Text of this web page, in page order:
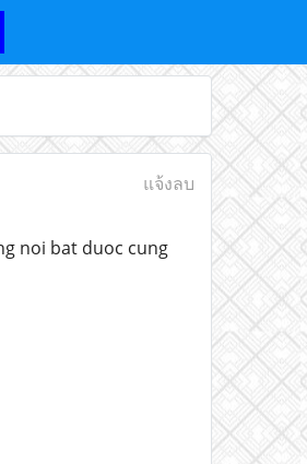
แจ้งลบ
noi bat duoc cung